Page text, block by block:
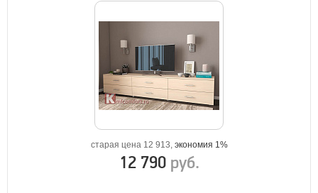
старая цена 12 913, экономия 1%
12 790 руб.